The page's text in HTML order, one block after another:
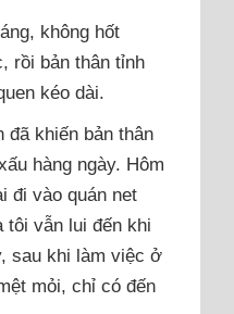
không hốt
rồi bản thân tỉnh
kéo dài.
đã khiến bản thân
hàng ngày. Hôm
đi vào quán net
tôi vẫn lui đến khi
sau khi làm việc ở
mỏi, chỉ có đến